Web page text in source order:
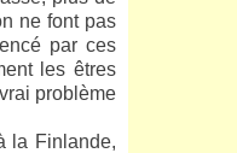
ne font pas
par ces
les êtres
problème
la Finlande,